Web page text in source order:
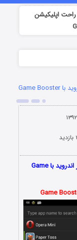
اپلیکیشن
اجرای راحت اپلیکیشن های سنگین در اندروید با Game Booster
اجرای راحت بازی ها و برنامه های سنگین در اندروید با Game